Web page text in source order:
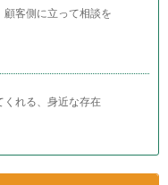
客側に立って相談を
くれる、身近な存在